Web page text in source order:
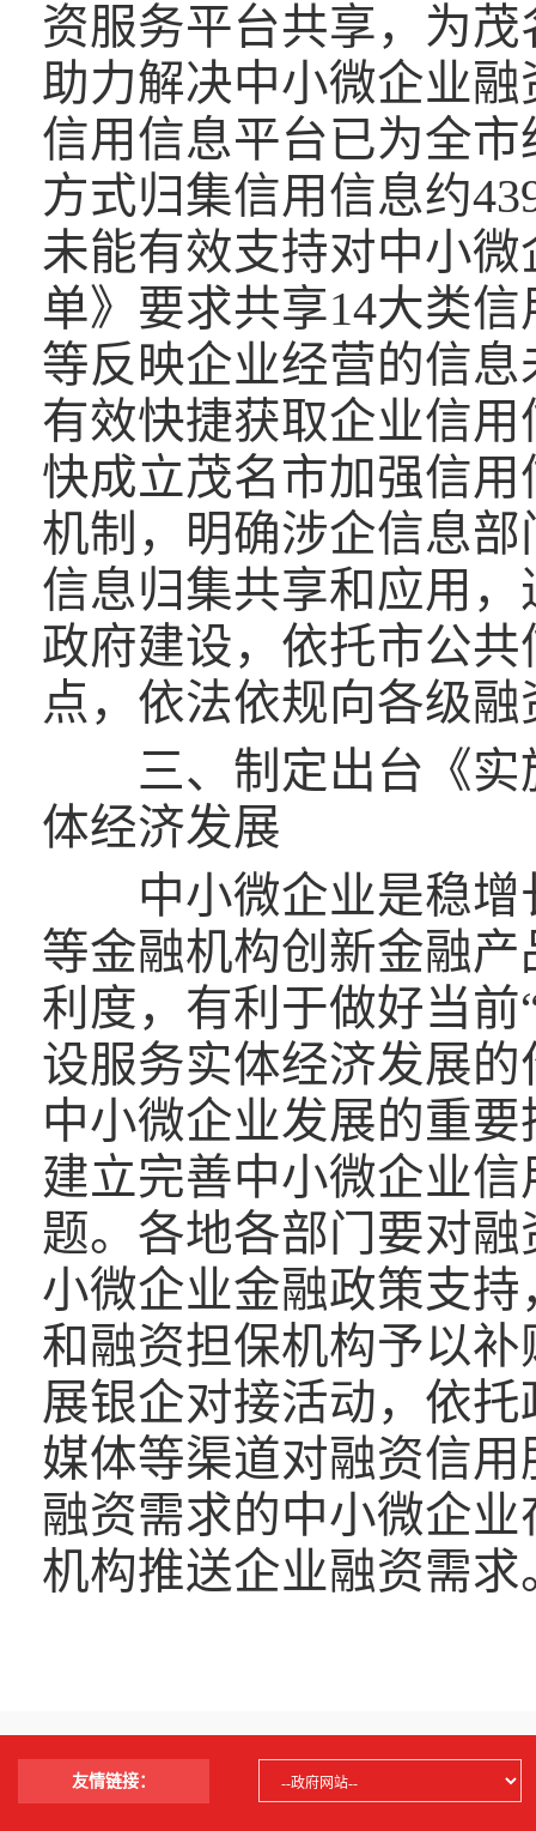
资服务平台共享，为
助力解决中小微企业
信用信息平台已为全
方式归集信用信息约
未能有效支持对中小
单》要求共享14大类
等反映企业经营的信
有效快捷获取企业信
快成立茂名市加强信
机制，明确涉企信息
信息归集共享和应用
政府建设，依托市公
点，依法依规向各级
三、制定出台《实
体经济发展
中小微企业是稳增
等金融机构创新金融
利度，有利于做好当前
设服务实体经济发展
中小微企业发展的重
建立完善中小微企业
题。各地各部门要对
小微企业金融政策支
和融资担保机构予以
展银企对接活动，依
媒体等渠道对融资信
融资需求的中小微企
机构推送企业融资需求
友情链接：